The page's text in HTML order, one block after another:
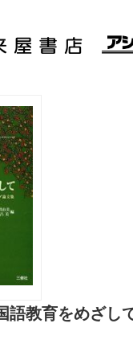
語教育をめざ